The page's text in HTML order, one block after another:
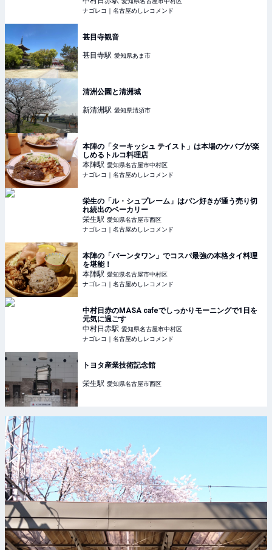
ナゴレコ｜名古屋めしレコメンド
甚目寺観音
甚目寺駅 愛知県あま市
清洲公園と清洲城
新清洲駅 愛知県清須市
本陣の「ターキッシュ テイスト」は本場のケバブが楽
しめるトルコ料理店
本陣駅 愛知県名古屋市中村区
ナゴレコ｜名古屋めしレコメンド
栄生の「ル・シュプレーム」はパン好きが通う売り切
れ続出のベーカリー
栄生駅 愛知県名古屋市西区
ナゴレコ｜名古屋めしレコメンド
本陣の「バーンタワン」でコスパ最強の本格タイ料理
を堪能！
本陣駅 愛知県名古屋市中村区
ナゴレコ｜名古屋めしレコメンド
中村日赤のMASA cafeでしっかりモーニングで1日を
元気に過ごす
中村日赤駅 愛知県名古屋市中村区
ナゴレコ｜名古屋めしレコメンド
トヨタ産業技術記念館
栄生駅 愛知県名古屋市西区